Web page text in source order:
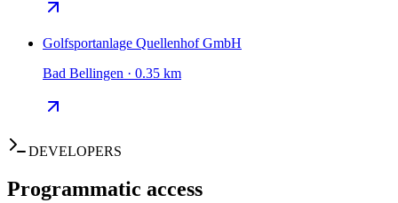
Golfsportanlage Quellenhof GmbH
Bad Bellingen · 0.35 km
DEVELOPERS
Programmatic access